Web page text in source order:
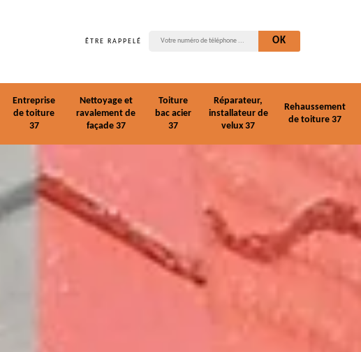
ÊTRE RAPPELÉ
Entreprise
de toiture
37
Nettoyage et
ravalement de
façade 37
Toiture
bac acier
37
Réparateur,
installateur de
velux 37
Rehaussement
de toiture 37